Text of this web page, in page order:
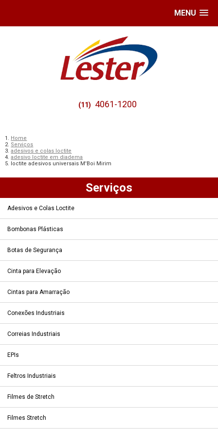
MENU
(11) 4061-1200
Home
Serviços
adesivos e colas loctite
adesivo loctite em diadema
loctite adesivos universais M'Boi Mirim
Serviços
Adesivos e Colas Loctite
Bombonas Plásticas
Botas de Segurança
Cinta para Elevação
Cintas para Amarração
Conexões Industriais
Correias Industriais
EPIs
Feltros Industriais
Filmes de Stretch
Filmes Stretch